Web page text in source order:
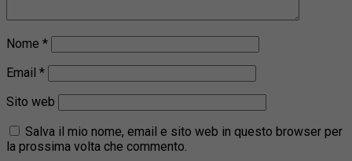
Nome *
Email *
Sito web
Salva il mio nome, email e sito web in questo browser per
la prossima volta che commento.